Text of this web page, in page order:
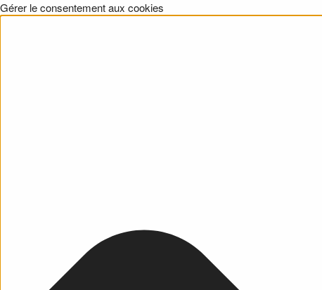
Gérer le consentement aux cookies